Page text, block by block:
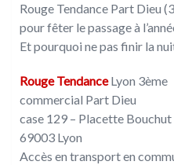
Rouge Tendance Part Dieu
pour fêter le passage à
Et pourquoi ne pas finir la
Rouge TendanceLyon 3ème
commercial Part Dieu
case 129 – Placette Bouchut
69003 Lyon
Accès en transport en